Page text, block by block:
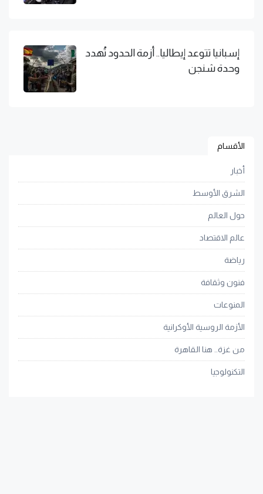
إسبانيا تتوعد إيطاليا.. أزمة الحدود تُهدد
وحدة شنجن
الأقسام
أخبار
الشرق الأوسط
حول العالم
عالم الاقتصاد
رياضة
فنون وثقافة
المنوعات
الأزمة الروسية الأوكرانية
من غزة.. هنا القاهرة
التكنولوجيا